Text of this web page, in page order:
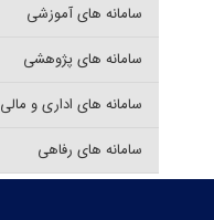
سامانه های آموزشی
سامانه های پژوهشی
سامانه های اداری و مالی
سامانه های رفاهی